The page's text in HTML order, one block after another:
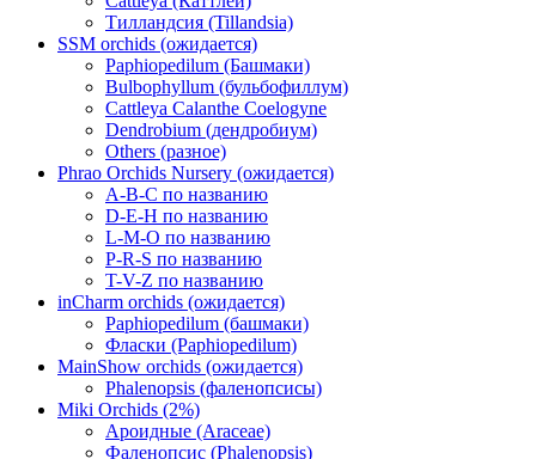
Тилландсия (Tillandsia)
SSM orchids (ожидается)
Paphiopedilum (Башмаки)
Bulbophyllum (бульбофиллум)
Cattleya Calanthe Coelogyne
Dendrobium (дендробиум)
Others (разное)
Phrao Orchids Nursery (ожидается)
A-B-C по названию
D-E-H по названию
L-M-O по названию
P-R-S по названию
T-V-Z по названию
inCharm orchids (ожидается)
Paphiopedilum (башмаки)
Фласки (Paphiopedilum)
MainShow orchids (ожидается)
Phalenopsis (фаленопсисы)
Miki Orchids (2%)
Ароидные (Araceae)
Фаленопсис (Phalenopsis)